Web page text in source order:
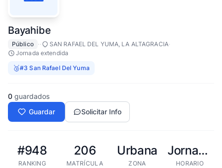
Bayahibe
Público ·· SAN RAFAEL DEL YUMA, LA ALTAGRACIA·
Jornada extendida
🥉#3 San Rafael Del Yuma
0 guardados
Guardar
Solicitar Info
#948
RANKING
206
MATRÍCULA
Urbana
ZONA
Jornada extendida
HORARIO